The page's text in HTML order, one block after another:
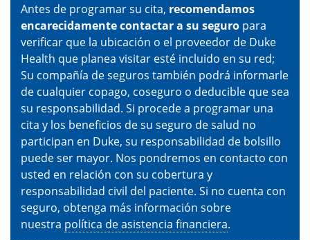
Antes de programar su cita, recomendamos
encarecidamente contactar a su seguro para
verificar que la ubicación o el proveedor de Duke
Health que planea visitar esté incluido en su red;
Su compañía de seguros también podrá informarle
de cualquier copago, coseguro o deducible que sea
su responsabilidad. Si procede a programar una
cita y los beneficios de su seguro de salud no
participan en Duke, su responsabilidad de bolsillo
puede ser mayor. Nos pondremos en contacto con
usted en relación con su cobertura y
responsabilidad civil del paciente. Si no cuenta con
seguro, obtenga más información sobre
nuestra política de asistencia financiera.